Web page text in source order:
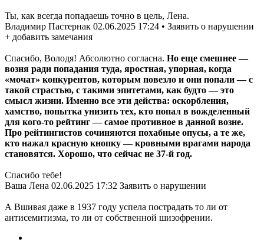
Ты, как всегда попадаешь точно в цель, Лена.
Владимир Пастернак 02.06.2025 17:24 • Заявить о нарушении
+ добавить замечания
Спасибо, Володя! Абсолютно согласна. Но еще смешнее —
возня ради попадания туда, яростная, упорная, когда
«мочат» конкурентов, которым повезло и они попали — с
такой страстью, с такими эпитетами, как будто — это
смысл жизни. Именно все эти действа: оскорбления,
хамство, попытка унизить тех, кто попал в вожделенный
для кого-то рейтинг — самое противное в данной возне.
Про рейтингистов сочиняются похабные опусы, а те же,
кто нажал красную кнопку — кровными врагами народа
становятся. Хорошо, что сейчас не 37-й год.
Спасибо тебе!
Ваша Лена 02.06.2025 17:32 Заявить о нарушении
А Вшивая даже в 1937 году успела пострадать то ли от
антисемитизма, то ли от собственной шизофрении.